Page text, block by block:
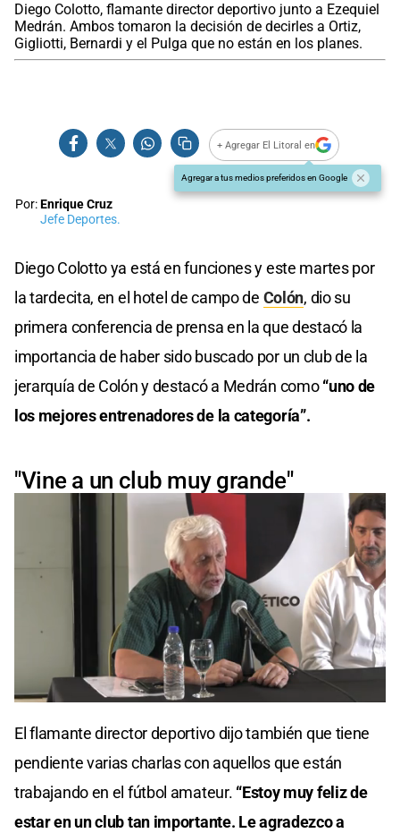
Diego Colotto, flamante director deportivo junto a Ezequiel
Medrán. Ambos tomaron la decisión de decirles a Ortiz,
Gigliotti, Bernardi y el Pulga que no están en los planes.
+ Agregar El Litoral en
Agregar a tus medios preferidos en Google
Por:Enrique Cruz
Jefe Deportes.
Diego Colotto ya está en funciones y este martes por
la tardecita, en el hotel de campo de Colón, dio su
primera conferencia de prensa en la que destacó la
importancia de haber sido buscado por un club de la
jerarquía de Colón y destacó a Medrán como“uno de
los mejores entrenadores de la categoría”.
"Vine a un club muy grande"
El flamante director deportivo dijo también que tiene
pendiente varias charlas con aquellos que están
trabajando en el fútbol amateur. “Estoy muy feliz de
estar en un club tan importante. Le agradezco a